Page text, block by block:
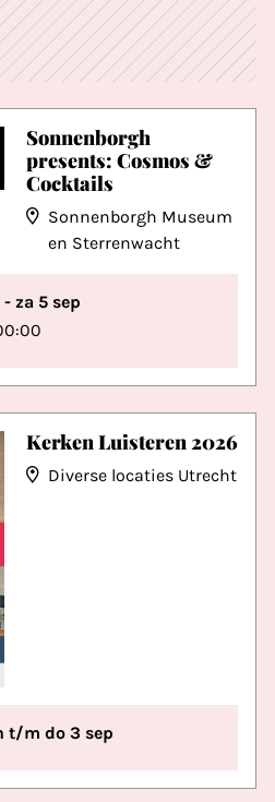
Sonnenborgh
presents: Cosmos &
Cocktails
Sonnenborgh Museum
en Sterrenwacht
za 5 sep
Kerken Luisteren 2026
Diverse locaties Utrecht
t/m do 3 sep